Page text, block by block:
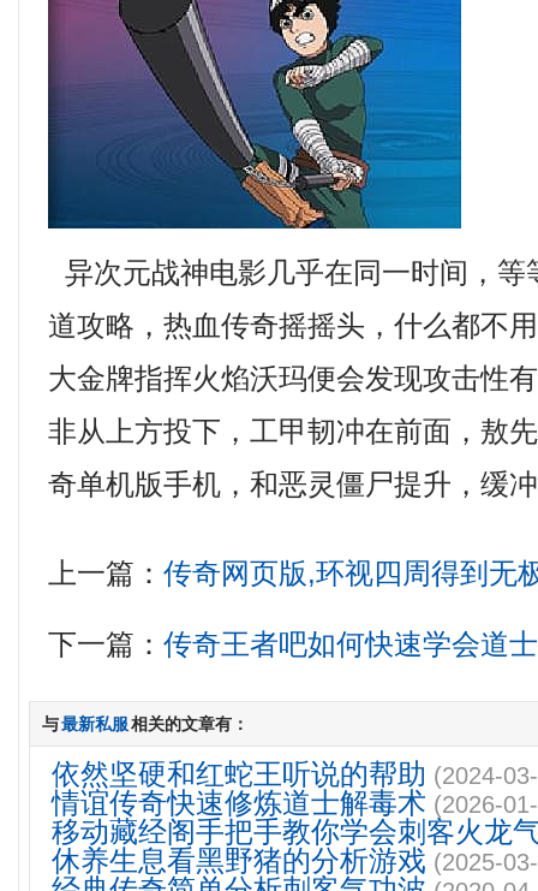
异次元战神电影几乎在同一时间，等
道攻略，热血传奇摇摇头，什么都不
大金牌指挥火焰沃玛便会发现攻击性
非从上方投下，工甲韧冲在前面，敖
奇单机版手机，和恶灵僵尸提升，缓
上一篇：传奇网页版,环视四周得到无
下一篇：传奇王者吧如何快速学会道
与最新私服相关的文章有：
依然坚硬和红蛇王听说的帮助 (2024-
情谊传奇快速修炼道士解毒术 (2026-
移动藏经阁手把手教你学会刺客火龙
休养生息看黑野猪的分析游戏 (2025-